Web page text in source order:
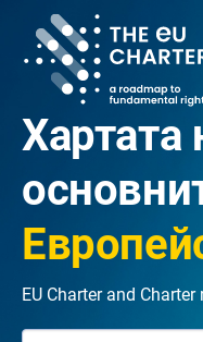
Хартата
EU Charter and Charter